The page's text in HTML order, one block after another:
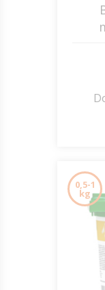
0,5-1
kg